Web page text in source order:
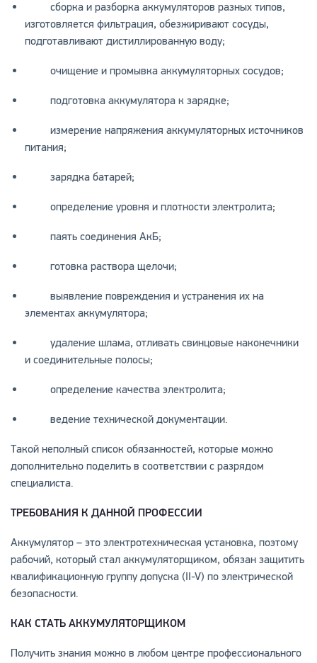
сборка и разборка аккумуляторов разных типов,
изготовляется фильтрация, обезжиривают сосуды,
подготавливают дистиллированную воду;
очищение и промывка аккумуляторных сосудов;
подготовка аккумулятора к зарядке;
измерение напряжения аккумуляторных источников
питания;
зарядка батарей;
определение уровня и плотности электролита;
паять соединения АкБ;
готовка раствора щелочи;
выявление повреждения и устранения их на
элементах аккумулятора;
удаление шлама, отливать свинцовые наконечники
и соединительные полосы;
определение качества электролита;
ведение технической документации.
Такой неполный список обязанностей, которые можно
дополнительно поделить в соответствии с разрядом
специалиста.
ТРЕБОВАНИЯ К ДАННОЙ ПРОФЕССИИ
Аккумулятор – это электротехническая установка, поэтому
рабочий, который стал аккумуляторщиком, обязан защитить
квалификационную группу допуска (II-V) по электрической
безопасности.
КАК СТАТЬ АККУМУЛЯТОРЩИКОМ
Получить знания можно в любом центре профессионального